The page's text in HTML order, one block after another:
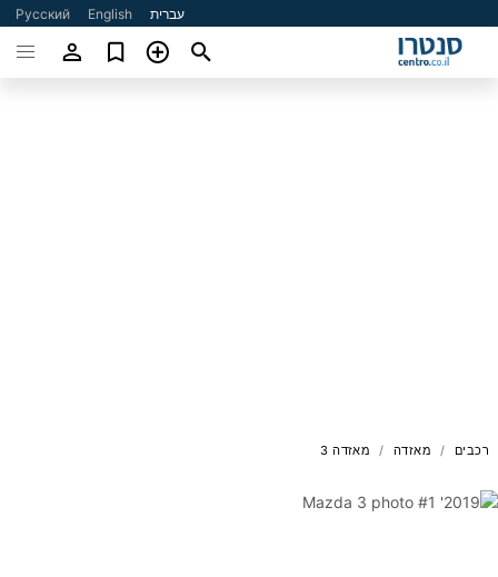
עברית English
Русский
רכבים מאזדה מאזדה 3